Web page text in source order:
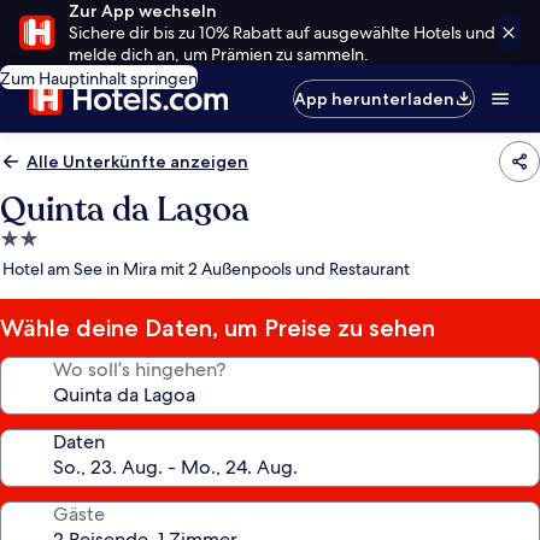
Zur App wechseln
Sichere dir bis zu 10% Rabatt auf ausgewählte Hotels und
melde dich an, um Prämien zu sammeln.
Zum Hauptinhalt springen
App herunterladen
Alle Unterkünfte anzeigen
Quinta da Lagoa
2.0-
Sterne-
Hotel am See in Mira mit 2 Außenpools und Restaurant
Wähle deine Daten, um Preise zu sehen
Wo soll’s hingehen?
Daten
Gäste